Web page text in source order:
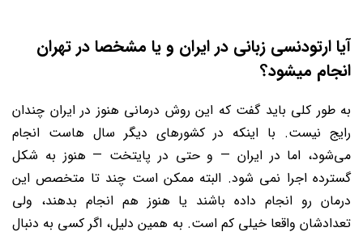
آیا ارتودنسی زبانی در ایران و یا مشخصا در تهران
انجام میشود؟
به طور کلی باید گفت که این روش درمانی هنوز در ایران چندان
رایج نیست. با اینکه در کشورهای دیگر سال هاست انجام
می‌شود، اما در ایران — و حتی در پایتخت — هنوز به شکل
گسترده اجرا نمی شود. البته ممکن است چند تا متخصص این
درمان رو انجام داده باشند یا هنوز هم انجام بدهند، ولی
تعدادشان واقعا خیلی کم است. به همین دلیل، اگر کسی به دنبال